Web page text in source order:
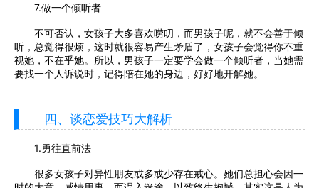
7.做一个倾听者
不可否认，女孩子大多喜欢唠叨，而男孩子呢，就不会善于倾
听，总觉得很烦，这时就很容易产生矛盾了，女孩子会觉得你不重
视她，不在乎她。所以，男孩子一定要学会做一个倾听者，当她需
要找一个人诉说时，记得陪在她的身边，好好地开解她。
四、谈恋爱技巧大解析
1.勇往直前法
很多女孩子对异性朋友或多或少存在戒心。她们总担心会因一